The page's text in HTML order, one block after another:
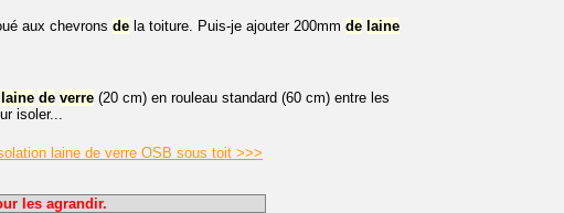
aux chevrons de la toiture. Puis-je ajouter 200mm de laine
laine de verre (20 cm) en rouleau standard (60 cm) entre les
isoler...
laine de verre OSB sous toit >>>
les agrandir.